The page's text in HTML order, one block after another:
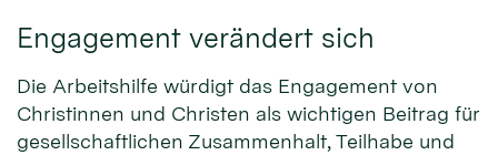
Engagement verändert sich
Die Arbeitshilfe würdigt das Engagement von
Christinnen und Christen als wichtigen Beitrag für
gesellschaftlichen Zusammenhalt, Teilhabe und